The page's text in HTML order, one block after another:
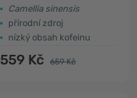
Camellia sinensis
přírodní zdroj
nízký obsah kofeinu
559 Kč 659 Kč